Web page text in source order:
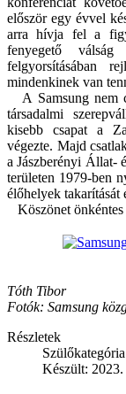
először egy évvel
arra hívja fel a
fenyegető
felgyorsításában
mindenkinek van
A Samsung nem
társadalmi
kisebb csapat a
végezte. Majd
a Jászberényi Állat-
területen 1979-ben
élőhelyek takarítását
Köszönet
Tóth Tibor
Fotók: Samsung
Részletek
Készült: